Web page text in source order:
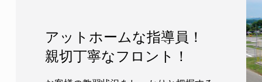
アットホームな指導員！
親切丁寧なフロント！